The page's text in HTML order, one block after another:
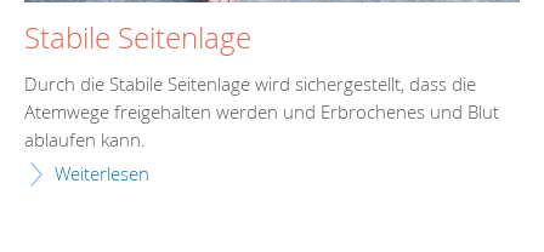
Stabile Seitenlage
Durch die Stabile Seitenlage wird sichergestellt, dass die
Atemwege freigehalten werden und Erbrochenes und Blut
ablaufen kann.
Weiterlesen